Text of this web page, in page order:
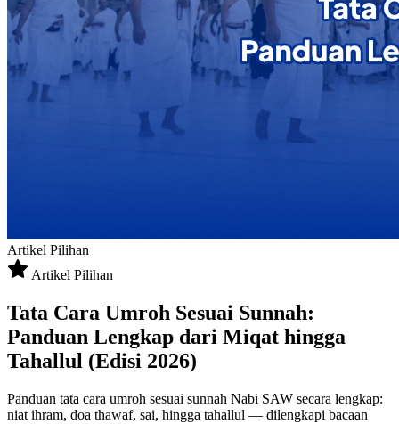
Artikel Pilihan
Artikel Pilihan
Tata Cara Umroh Sesuai Sunnah:
Panduan Lengkap dari Miqat hingga
Tahallul (Edisi 2026)
Panduan tata cara umroh sesuai sunnah Nabi SAW secara lengkap:
niat ihram, doa thawaf, sai, hingga tahallul — dilengkapi bacaan